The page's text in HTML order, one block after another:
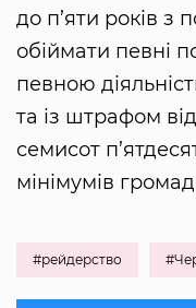
до п’яти років з
обіймати певні
певною
та із штрафом
семисот
мінімумів
#рейдерство